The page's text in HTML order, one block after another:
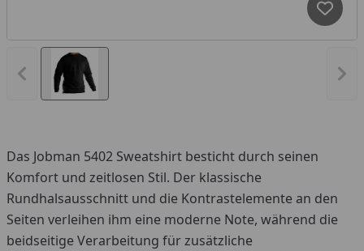
Vorheriges Bild anzeigen
Das Jobman 5402 Sweatshirt besticht durch seinen
Komfort und zeitlosen Stil. Der klassische
Rundhalsausschnitt und die Kontrastelemente an den
Seiten verleihen ihm eine moderne Note, während die
beidseitige Verarbeitung für zusätzliche